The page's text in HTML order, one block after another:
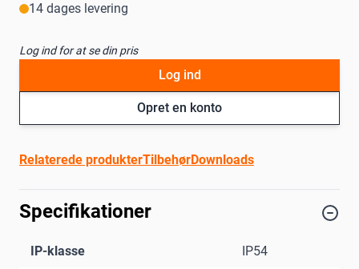
14 dages levering
Log ind for at se din pris
Opret en konto
Log ind
Relaterede produkterTilbehørDownloads
Specifikationer
IP-klasse IP54